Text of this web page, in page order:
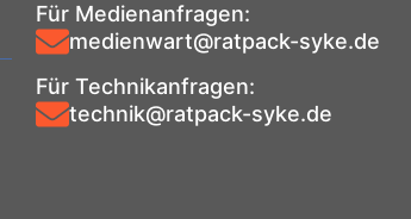
Für Medienanfragen:
medienwart@ratpack-syke.de
Für Technikanfragen:
technik@ratpack-syke.de